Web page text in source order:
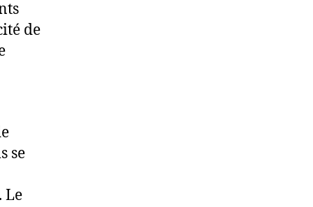
de
se
Le